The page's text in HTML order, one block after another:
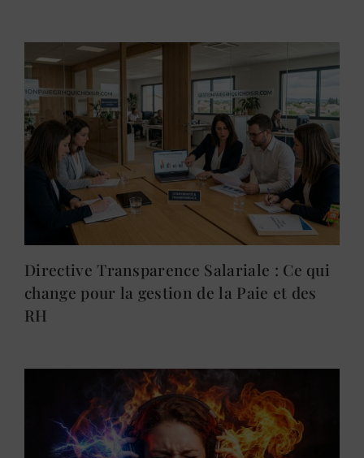
Directive Transparence Salariale : Ce qui
change pour la gestion de la Paie et des
RH